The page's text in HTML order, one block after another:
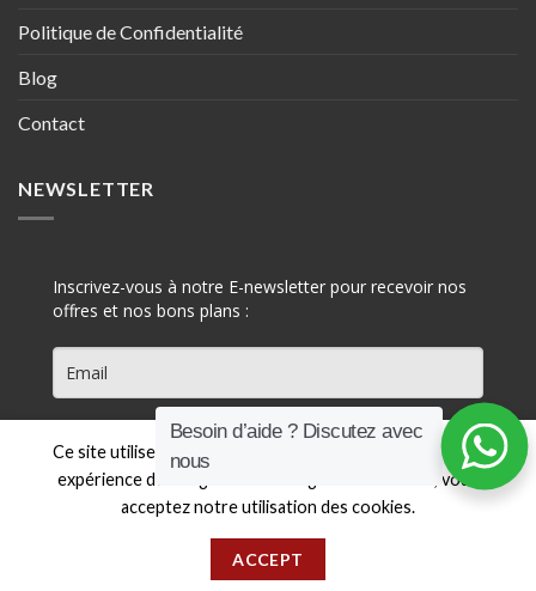
Politique de Confidentialité
Blog
Contact
NEWSLETTER
Inscrivez-vous à notre E-newsletter pour recevoir nos
offres et nos bons plans :
Copyright 2026 ©
Besoin d’aide ? Discutez avec
nous
Ce site utilise des cookies pour vous offrir une meilleure
expérience de navigation. En naviguant sur ce site, vous
acceptez notre utilisation des cookies.
ACCEPT